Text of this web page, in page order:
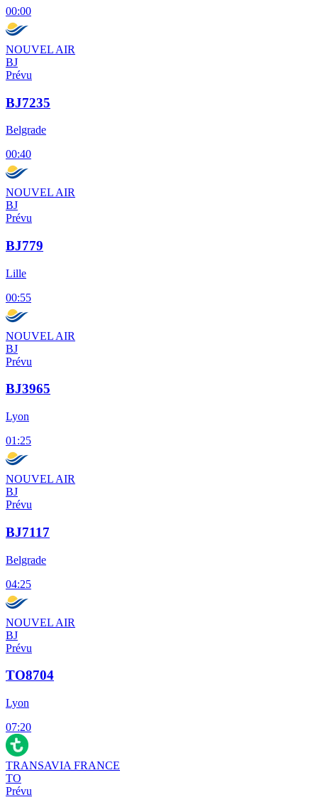
00:00
NOUVEL AIR
BJ
Prévu
BJ7235
Belgrade
00:40
NOUVEL AIR
BJ
Prévu
BJ779
Lille
00:55
NOUVEL AIR
BJ
Prévu
BJ3965
Lyon
01:25
NOUVEL AIR
BJ
Prévu
BJ7117
Belgrade
04:25
NOUVEL AIR
BJ
Prévu
TO8704
Lyon
07:20
TRANSAVIA FRANCE
TO
Prévu